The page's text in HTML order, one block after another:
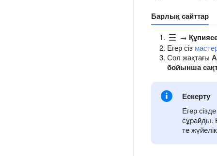
Барлық сайттар
→
Егер сіз
Сол жақтағы
бойынша
Ескерту
Егер
сұрайды.
те